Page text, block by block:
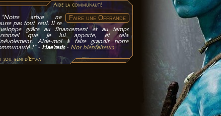
Aide la communauté
"Notre arbre ne
pas tout seul. Il se
grâce au financement et au temps
que je lui apporte, et cela
Aide-moi à faire grandir notre
!" - Hae'resis- Nos bienfaiteurs
soit béni d'Eywa